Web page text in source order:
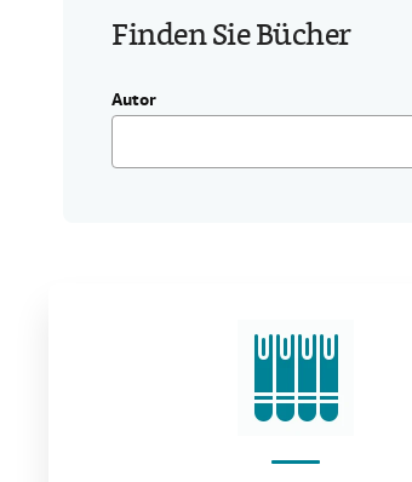
Finden Sie Bücher
Autor